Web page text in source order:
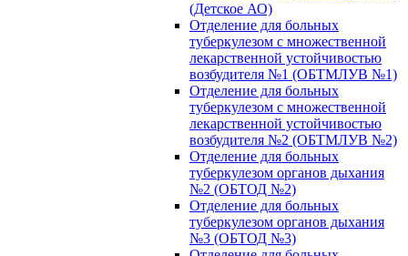
(Детское АО)
Отделение для больных
туберкулезом с множественной
лекарственной устойчивостью
возбудителя №1 (ОБТМЛУВ №1)
Отделение для больных
туберкулезом с множественной
лекарственной устойчивостью
возбудителя №2 (ОБТМЛУВ №2)
Отделение для больных
туберкулезом органов дыхания
№2 (ОБТОД №2)
Отделение для больных
туберкулезом органов дыхания
№3 (ОБТОД №3)